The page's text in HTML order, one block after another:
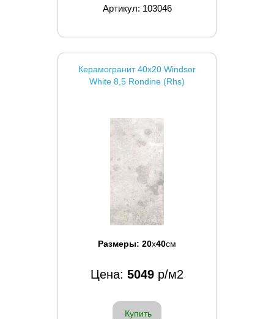
Артикул: 103046
Керамогранит 40x20 Windsor
White 8,5 Rondine (Rhs)
Размеры: 20x40см
Цена: 5049 р/м2
Купить